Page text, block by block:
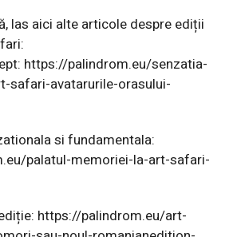
las aici alte articole despre ediții
https://palindrom.eu/senzatia-
safari-avatarurile-orasului-
si fundamentala:
palatul-memoriei-la-art-safari-
https://palindrom.eu/art-